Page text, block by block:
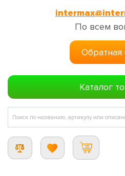
По всем
Обратная
Каталог